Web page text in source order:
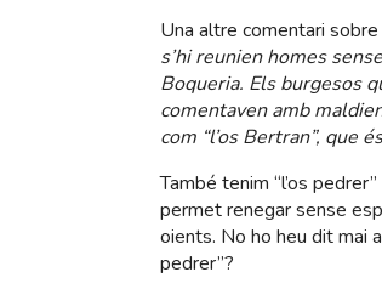
Una altre comentari sobre
s’hi reunien homes
Boqueria. Els burgesos
comentaven amb
com “l’os Bertran”, que
També tenim “l’os
permet renegar sense
oients. No ho heu dit mai
pedrer”?